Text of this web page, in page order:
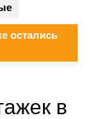
остались
в